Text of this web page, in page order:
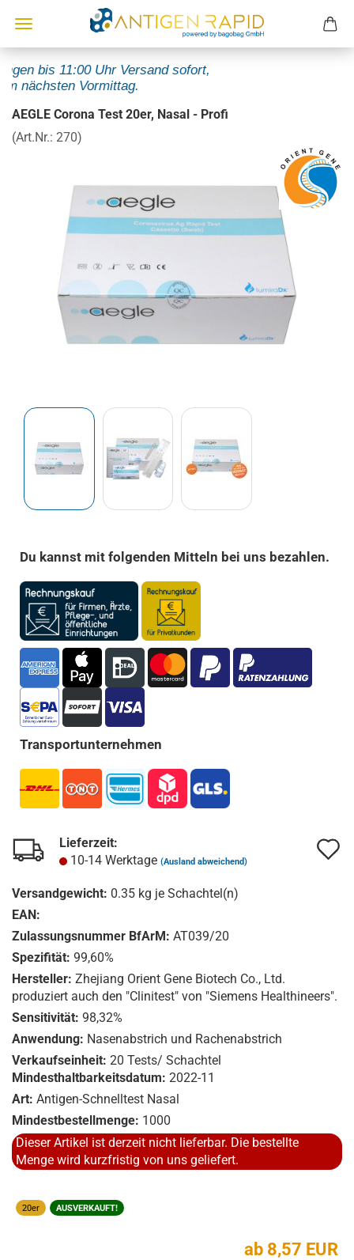
bis 11:00 Uhr Versand sofort,
nächsten Vormittag.
AEGLE Corona Test 20er, Nasal - Profi
(Art.Nr.: 270)
Du kannst mit folgenden Mitteln bei uns bezahlen.
Transportunternehmen
Lieferzeit:
10-14 Werktage (Ausland abweichend)
Versandgewicht: 0.35 kg je Schachtel(n)
EAN:
Zulassungsnummer BfArM: AT039/20
Spezifität: 99,60%
Hersteller: Zhejiang Orient Gene Biotech Co., Ltd.
produziert auch den "Clinitest" von "Siemens Healthineers".
Sensitivität: 98,32%
Anwendung: Nasenabstrich und Rachenabstrich
Verkaufseinheit: 20 Tests/ Schachtel
Mindesthaltbarkeitsdatum: 2022-11
Art: Antigen-Schnelltest Nasal
Mindestbestellmenge: 1000
Dieser Artikel ist derzeit nicht lieferbar. Die bestellte
Menge wird kurzfristig von uns geliefert.
20er AUSVERKAUFT!
ab 8,57 EUR